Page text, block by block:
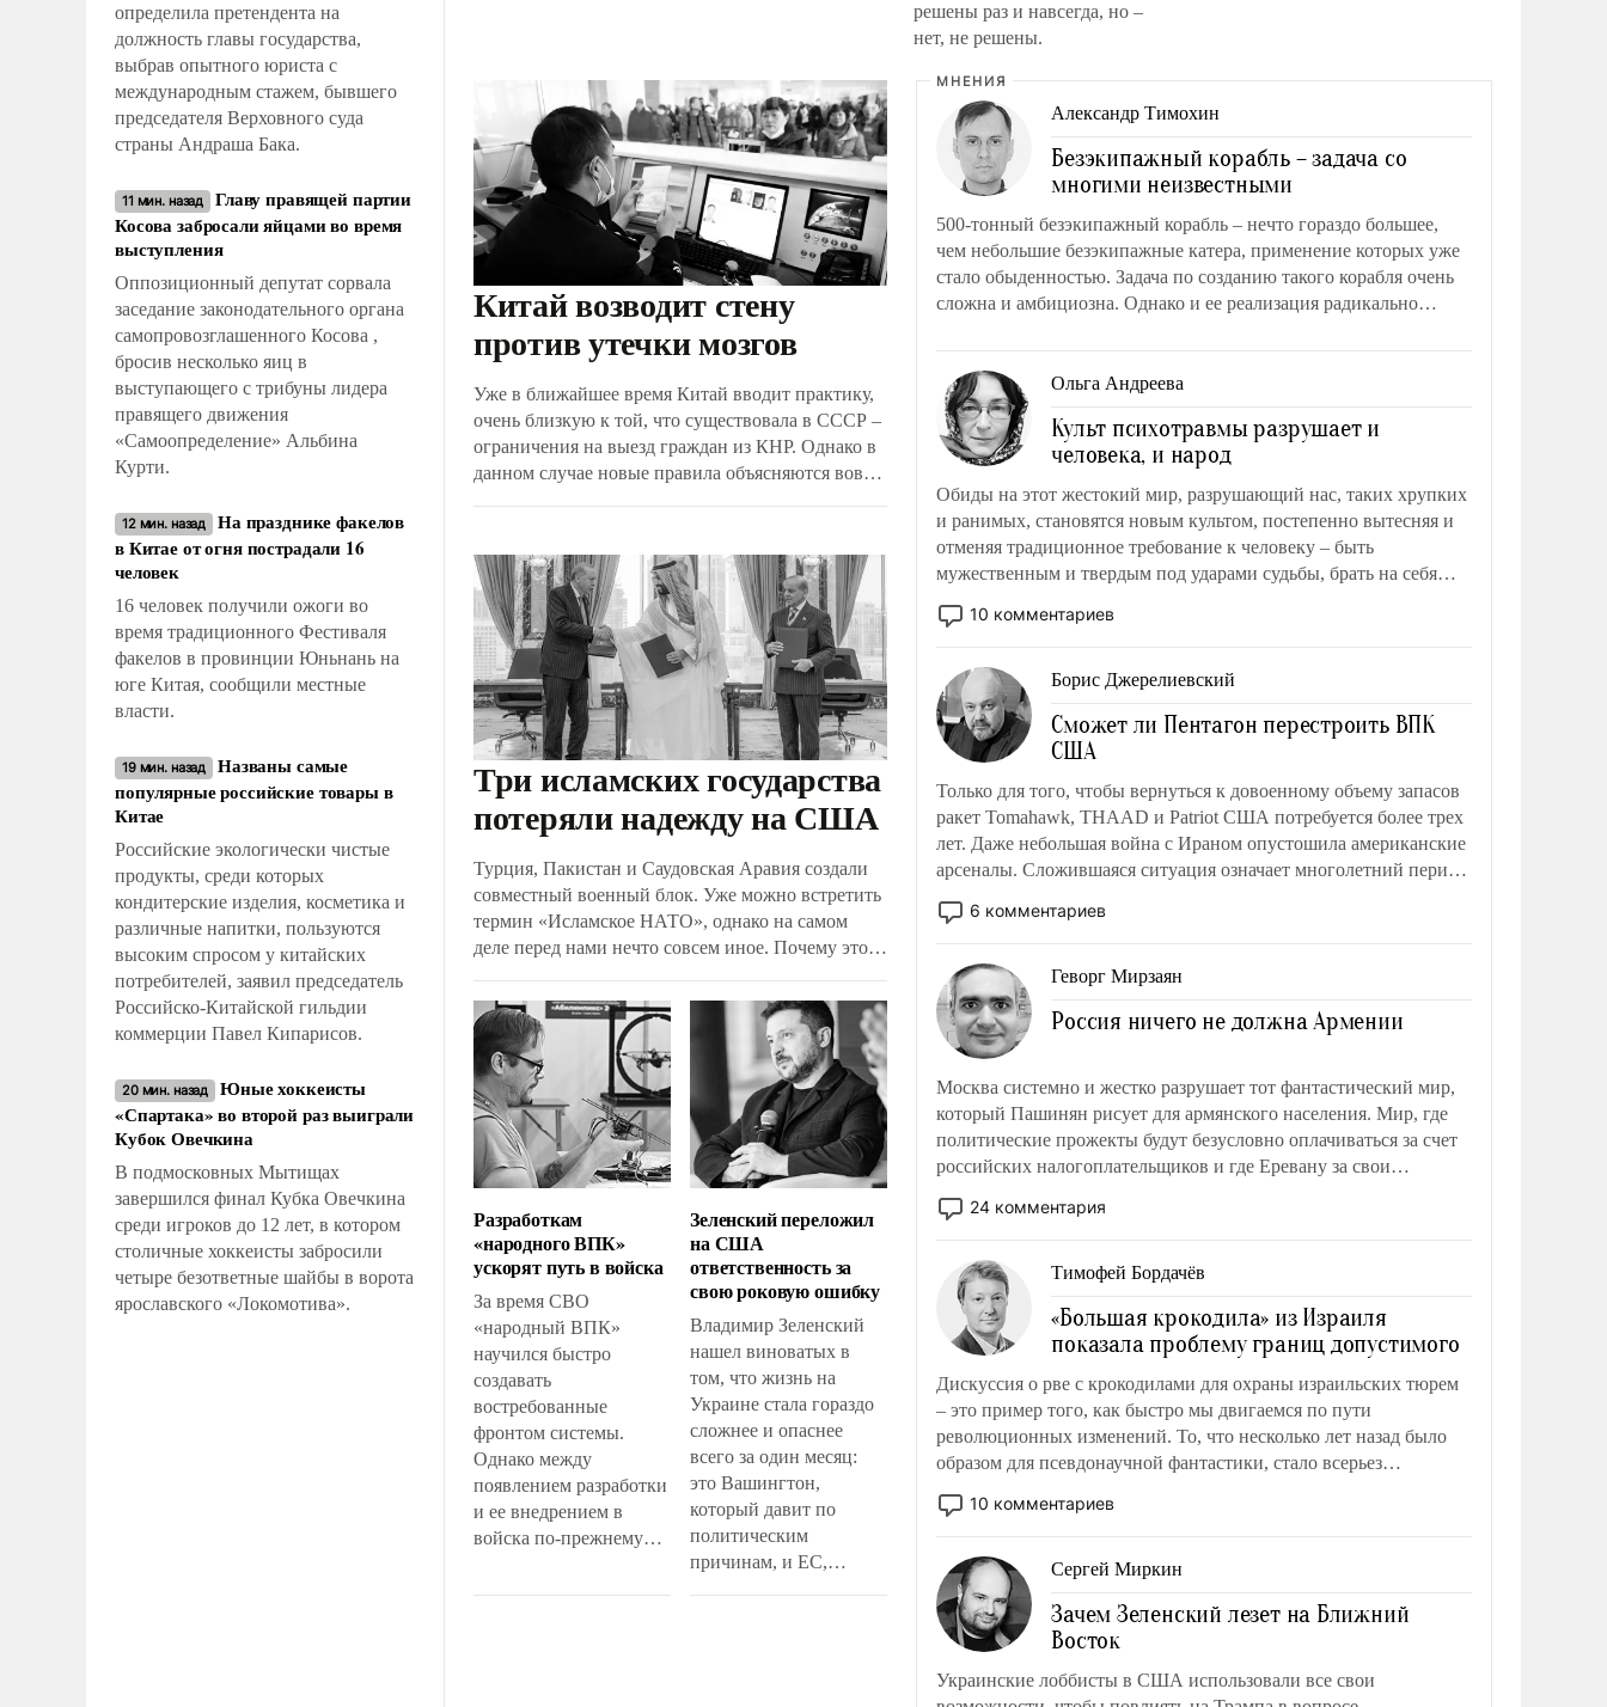
определила претендента на
должность главы государства,
выбрав опытного юриста с
международным стажем, бывшего
председателя Верховного суда
страны Андраша Бака.
11 мин. назад
Главу правящей партии
Косова забросали яйцами во время
выступления
Оппозиционный депутат сорвала
заседание законодательного органа
самопровозглашенного Косова ,
бросив несколько яиц в
выступающего с трибуны лидера
правящего движения
«Самоопределение» Альбина
Курти.
12 мин. назад
На празднике факелов
в Китае от огня пострадали 16
человек
16 человек получили ожоги во
время традиционного Фестиваля
факелов в провинции Юньнань на
юге Китая, сообщили местные
власти.
19 мин. назад
Названы самые
популярные российские товары в
Китае
Российские экологически чистые
продукты, среди которых
кондитерские изделия, косметика и
различные напитки, пользуются
высоким спросом у китайских
потребителей, заявил председатель
Российско-Китайской гильдии
коммерции Павел Кипарисов.
20 мин. назад
Юные хоккеисты
«Спартака» во второй раз выиграли
Кубок Овечкина
В подмосковных Мытищах
завершился финал Кубка Овечкина
среди игроков до 12 лет, в котором
столичные хоккеисты забросили
четыре безответные шайбы в ворота
ярославского «Локомотива».
решены раз и навсегда, но –
нет, не решены.
Китай возводит стену
против утечки мозгов
Уже в ближайшее время Китай вводит практику,
очень близкую к той, что существовала в СССР –
ограничения на выезд граждан из КНР. Однако в
данном случае новые правила объясняются вовсе
китайцев не выпустят из собственной страны?
Три исламских государства
потеряли надежду на США
Турция, Пакистан и Саудовская Аравия создали
совместный военный блок. Уже можно встретить
термин «Исламское НАТО», однако на самом
деле перед нами нечто совсем иное. Почему это
провалы США на Ближнем Востоке?
Разработкам
«народного ВПК»
ускорят путь в войска
За время СВО
«народный ВПК»
научился быстро
создавать
востребованные
фронтом системы.
Однако между
появлением разработки
и ее внедрением в
войска по-прежнему
Герой России
Зеленский переложил
на США
ответственность за
свою роковую ошибку
Владимир Зеленский
нашел виноватых в
том, что жизнь на
Украине стала гораздо
сложнее и опаснее
всего за один месяц:
это Вашингтон,
который давит по
политическим
причинам, и ЕС,
МНЕНИЯ
Александр Тимохин
Безэкипажный корабль – задача со
многими неизвестными
500-тонный безэкипажный корабль – нечто гораздо большее,
чем небольшие безэкипажные катера, применение которых уже
стало обыденностью. Задача по созданию такого корабля очень
сложна и амбициозна. Однако и ее реализация радикально
Ольга Андреева
Культ психотравмы разрушает и
человека, и народ
Обиды на этот жестокий мир, разрушающий нас, таких хрупких
и ранимых, становятся новым культом, постепенно вытесняя и
отменяя традиционное требование к человеку – быть
мужественным и твердым под ударами судьбы, брать на себя
адаптироваться.
10 комментариев
Борис Джерелиевский
Сможет ли Пентагон перестроить ВПК
США
Только для того, чтобы вернуться к довоенному объему запасов
ракет Tomahawk, THAAD и Patriot США потребуется более трех
лет. Даже небольшая война с Ираном опустошила американские
арсеналы. Сложившаяся ситуация означает многолетний период
6 комментариев
Геворг Мирзаян
Россия ничего не должна Армении
Москва системно и жестко разрушает тот фантастический мир,
который Пашинян рисует для армянского населения. Мир, где
политические прожекты будут безусловно оплачиваться за счет
российских налогоплательщиков и где Еревану за свои
24 комментария
Тимофей Бордачёв
«Большая крокодила» из Израиля
показала проблему границ допустимого
Дискуссия о рве с крокодилами для охраны израильских тюрем
– это пример того, как быстро мы двигаемся по пути
революционных изменений. То, что несколько лет назад было
образом для псевдонаучной фантастики, стало всерьез
10 комментариев
Сергей Миркин
Зачем Зеленский лезет на Ближний
Восток
Украинские лоббисты в США использовали все свои